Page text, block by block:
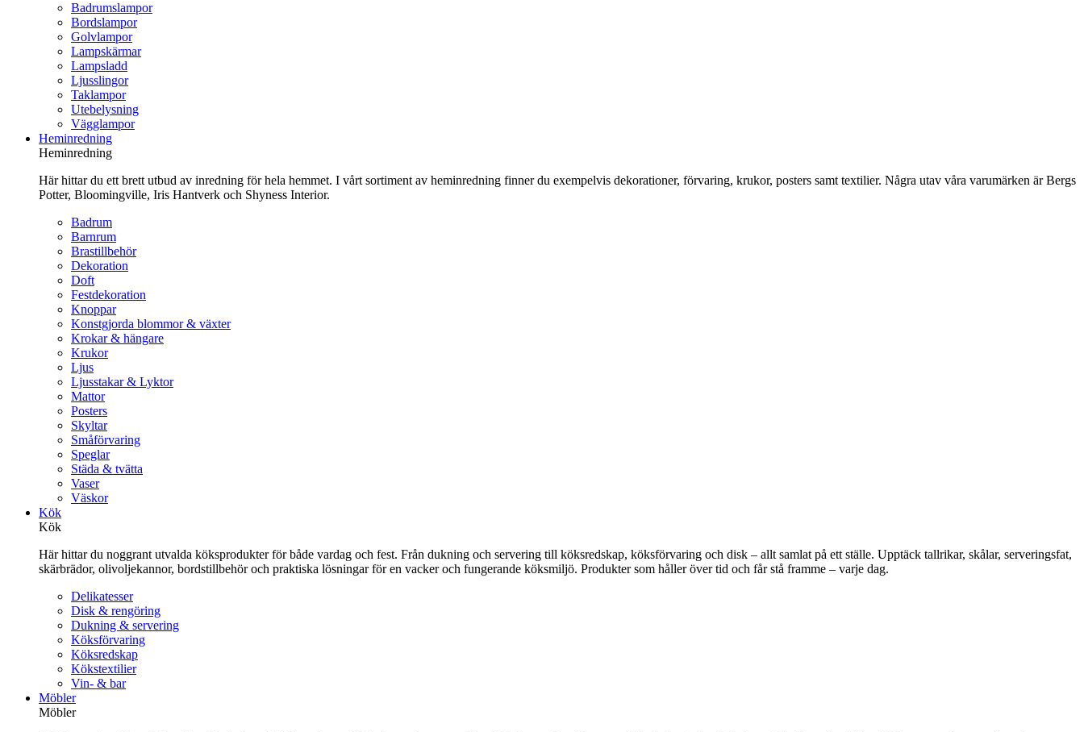
Badrumslampor
Bordslampor
Golvlampor
Lampskärmar
Lampsladd
Ljusslingor
Taklampor
Utebelysning
Vägglampor
Heminredning
Heminredning
Här hittar du ett brett utbud av inredning för hela hemmet. I vårt sortiment av heminredning finner du exempelvis dekorationer, förvaring, krukor, posters samt textilier. Några utav våra varumärken är Bergs
Potter, Bloomingville, Iris Hantverk och Shyness Interior.
Badrum
Barnrum
Brastillbehör
Dekoration
Doft
Festdekoration
Knoppar
Konstgjorda blommor & växter
Krokar & hängare
Krukor
Ljus
Ljusstakar & Lyktor
Mattor
Posters
Skyltar
Småförvaring
Speglar
Städa & tvätta
Vaser
Väskor
Kök
Kök
Här hittar du noggrant utvalda köksprodukter för både vardag och fest. Från dukning och servering till köksredskap, köksförvaring och disk – allt samlat på ett ställe. Upptäck tallrikar, skålar, serveringsfat,
skärbrädor, olivoljekannor, bordstillbehör och praktiska lösningar för en vacker och fungerande köksmiljö. Produkter som håller över tid och får stå framme – varje dag.
Delikatesser
Disk & rengöring
Dukning & servering
Köksförvaring
Köksredskap
Kökstextilier
Vin- & bar
Möbler
Möbler